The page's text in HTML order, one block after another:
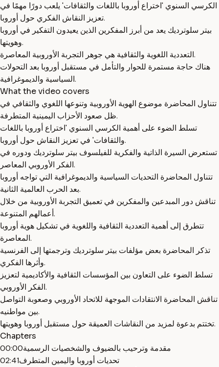
الكرسي السنوي 'اختراع أوروبا باللغات والثقافات' يلعب دورًا مهمًا في
تعزيز النقاش الفكري حول أوروبا.
بيتر سلوترديك يعد من أبرز المفكرين الذين يعيدون التفكير في أوروبا
وهويتها.
التعددية اللغوية والثقافية هي جوهر التجربة الأوروبية المعاصرة.
هناك حاجة مستمرة للحوار والتأمل في مستقبل أوروبا بعد التحولات
السياسية والديموغرافية.
What the video covers
تتناول المحاضرة موضوع الهوية الأوروبية وتنوعها اللغوي والثقافي في
ظل صعود الأحزاب اليمينية المتطرفة.
تسلط الضوء على أهمية الكرسي السنوي 'اختراع أوروبا باللغات
والثقافات' في تعزيز النقاش حول أوروبا.
تستعرض السيرة الذاتية والفكرية للفيلسوف بيتر سلوترديك ودوره في
الفكر الأوروبي المعاصر.
تتناول المحاضرة التحديات السياسية والديموغرافية التي تواجه أوروبا
بعد الحرب العالمية الثانية.
تناقش دور المبدعين والمفكرين في تعميق التجربة الأوروبية من خلال
أعمالهم المتنوعة.
تتطرق إلى أهمية التعددية الثقافية واللغوية في تشكيل هوية أوروبا
المعاصرة.
تذكر المحاضرة بعض مؤلفات بيتر سلوترديك وترجمتها إلى الفرنسية
وأثرها الفكري.
تسلط الضوء على التعاون بين المؤسسات الثقافية والأكاديمية لتعزيز
الفكر الأوروبي.
تناقش المحاضرة الانتقادات الموجهة للاتحاد الأوروبي وصعوبة التواصل
بين مواطنيه.
تختتم بدعوة لمزيد من النقاشات العميقة حول مستقبل أوروبا وهويتها.
Chapters
00:00مقدمة وترحيب بالضيوف والشخصيات الرسمية
02:41تحديات أوروبا واليمين المتطرف